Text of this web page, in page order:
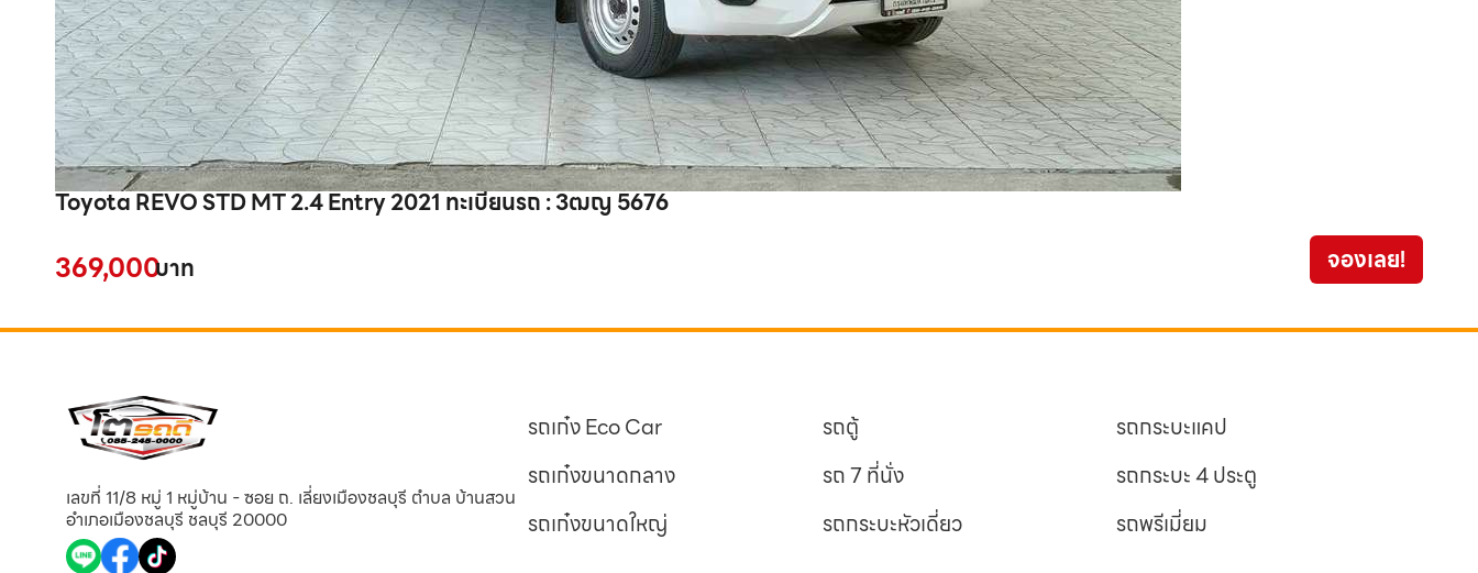
Toyota REVO STD MT 2.4 Entry 2021 ทะเบียนรถ : 3ฒญ 5676
369,000บาท จองเลย!
เลขที่ 11/8 หมู่ 1 หมู่บ้าน - ซอย ถ. เลี่ยงเมืองชลบุรี ตำบล บ้านสวน
อำเภอเมืองชลบุรี ชลบุรี 20000
รถเก๋ง Eco Car
รถเก๋งขนาดกลาง
รถเก๋งขนาดใหญ่
รถตู้
รถ 7 ที่นั่ง
รถกระบะหัวเดี่ยว
รถกระบะแคป
รถกระบะ 4 ประตู
รถพรีเมี่ยม